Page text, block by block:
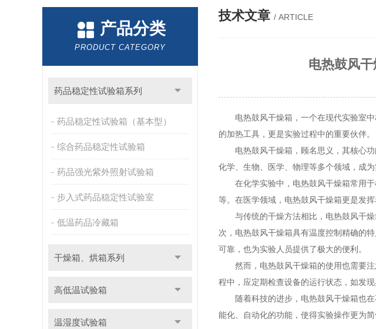
产品分类
PRODUCT CATEGORY
药品稳定性试验箱系列
药品稳定性试验箱（基本型）
综合药品稳定性试验箱
药品强光紫外照射试验箱
步入式药品稳定性试验室
低温药品冷藏箱
干燥箱、烘箱系列
高低温试验箱
温湿度试验箱
技术文章 / ARTICLE
电热鼓风
电热鼓风干燥箱，一个在现代实验室中
的加热工具，更是实验过程中的重要伙伴。
电热鼓风干燥箱，顾名思义，其核心功
化学、生物、医学、物理等多个领域，成
在化学实验中，电热鼓风干燥箱常用于
等。在医学领域，电热鼓风干燥箱更是发
与传统的干燥方法相比，电热鼓风干燥
次，电热鼓风干燥箱具有温度控制精确的
可靠，也为实验人员提供了极大的便利。
然而，电热鼓风干燥箱的使用也需要注
程中，应定期检查设备的运行状态，如发
随着科技的进步，电热鼓风干燥箱也在
能化、自动化的功能，使得实验操作更为简